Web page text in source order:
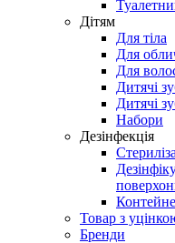
Дітям
Для тіла
Для
Для
Дитячі
Дитячі
Набори
Дезінфекція
Товар з
Бренди